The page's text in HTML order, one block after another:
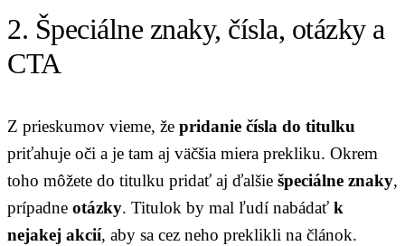
2. Špeciálne znaky, čísla, otázky a
CTA
Z prieskumov vieme, že pridanie čísla do titulku
priťahuje oči a je tam aj väčšia miera prekliku. Okrem
toho môžete do titulku pridať aj ďalšie špeciálne znaky,
prípadne otázky. Titulok by mal ľudí nabádať k
nejakej akcií, aby sa cez neho preklikli na článok.